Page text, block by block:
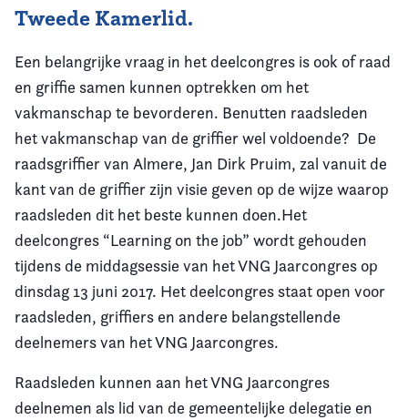
Tweede Kamerlid.
Een belangrijke vraag in het deelcongres is ook of raad
en griffie samen kunnen optrekken om het
vakmanschap te bevorderen. Benutten raadsleden
het vakmanschap van de griffier wel voldoende? De
raadsgriffier van Almere, Jan Dirk Pruim, zal vanuit de
kant van de griffier zijn visie geven op de wijze waarop
raadsleden dit het beste kunnen doen.Het
deelcongres “Learning on the job” wordt gehouden
tijdens de middagsessie van het VNG Jaarcongres op
dinsdag 13 juni 2017. Het deelcongres staat open voor
raadsleden, griffiers en andere belangstellende
deelnemers van het VNG Jaarcongres.
Raadsleden kunnen aan het VNG Jaarcongres
deelnemen als lid van de gemeentelijke delegatie en